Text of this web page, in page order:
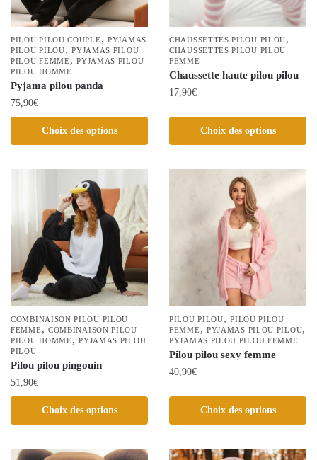
sur
la
page
du
produit
la
page
PILOU PILOU COUPLE,PYJAMAS
PILOU PILOU,PYJAMAS PILOU
PILOU FEMME,PYJAMAS PILOU
PILOU HOMME
Pyjama pilou panda
75,90€
Choix des options
produit
options
peuvent
être
choisies
sur
la
page
du
produit
CHAUSSETTES PILOU PILOU,
CHAUSSETTES PILOU PILOU
FEMME
Chaussette haute pilou pilou
17,90€
Choix des options
Ce
plusieurs
page
du
produit
COMBINAISON PILOU PILOU
FEMME, COMBINAISON PILOU
PILOU HOMME,PYJAMAS PILOU
PILOU
Pilou pilou pingouin
51,90€
Choix des options
produit
plusieurs
PILOU PILOU,PILOU PILOU
FEMME, PYJAMAS PILOU PILOU,
PYJAMAS PILOU PILOU FEMME
Pilou pilou sexy femme
40,90€
Choix des options
Ce
plusieurs